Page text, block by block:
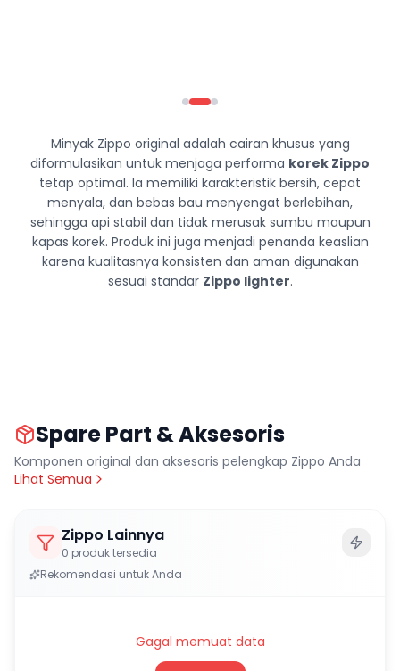
Minyak Zippo original adalah cairan khusus yang
diformulasikan untuk menjaga performa korek Zippo
tetap optimal. Ia memiliki karakteristik bersih, cepat
menyala, dan bebas bau menyengat berlebihan,
sehingga api stabil dan tidak merusak sumbu maupun
kapas korek. Produk ini juga menjadi penanda keaslian
karena kualitasnya konsisten dan aman digunakan
sesuai standar Zippo lighter.
Spare Part & Aksesoris
Komponen original dan aksesoris pelengkap Zippo Anda
Lihat Semua
Zippo Lainnya
0 produk tersedia
Rekomendasi untuk Anda
Gagal memuat data